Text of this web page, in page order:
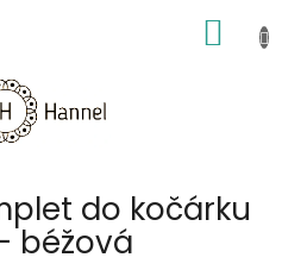
do kočárku
béžová